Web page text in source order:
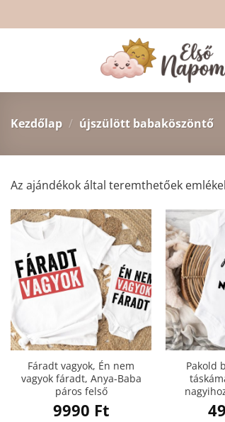
to
Kezdőlap / újszülött babaköszöntő
Az ajándékok által teremthetőek
Fáradt vagyok, Én nem
vagyok fáradt, Anya-Baba
páros felső
9990 Ft
Pakold